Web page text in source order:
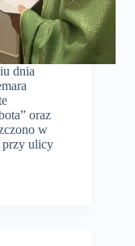
dnia
oraz
w
przy ulicy